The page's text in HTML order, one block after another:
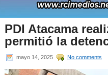
PDI Atacama
permitió la
mayo 14, 2025 No comments